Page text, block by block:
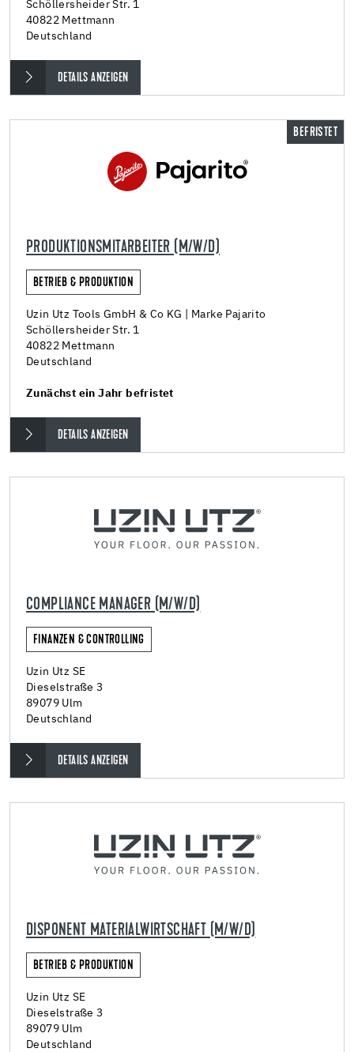
Schöllersheider Str. 1
40822 Mettmann
Deutschland
DETAILS ANZEIGEN
BEFRISTET
PRODUKTIONSMITARBEITER (M/W/D)
BETRIEB & PRODUKTION
Uzin Utz Tools GmbH & Co KG | Marke Pajarito
Schöllersheider Str. 1
40822 Mettmann
Deutschland
Zunächst ein Jahr befristet
DETAILS ANZEIGEN
COMPLIANCE MANAGER (M/W/D)
FINANZEN & CONTROLLING
Uzin Utz SE
Dieselstraße 3
89079 Ulm
Deutschland
DETAILS ANZEIGEN
DISPONENT MATERIALWIRTSCHAFT (M/W/D)
BETRIEB & PRODUKTION
Uzin Utz SE
Dieselstraße 3
89079 Ulm
Deutschland